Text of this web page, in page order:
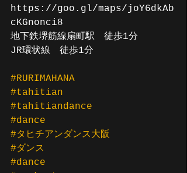
https://goo.gl/maps/joY6dkAb
cKGnonci8
地下鉄堺筋線扇町駅　徒歩1分
JR環状線　徒歩1分
#RURIMAHANA
#tahitian
#tahitiandance
#dance
#タヒチアンダンス大阪
#ダンス
#dance